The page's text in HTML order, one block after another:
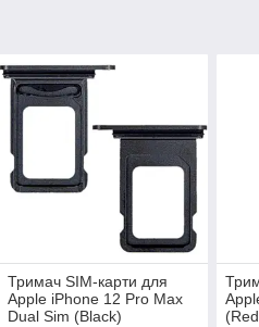
Тримач SIM-карти для
Apple iPhone 12 Pro Max
Dual Sim (Black)